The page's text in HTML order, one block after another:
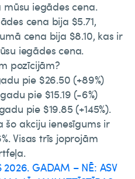
mūsu iegādes cena.
cena bija $5.71,
cena bija $8.10, kas ir
iegādes cena.
pozīcijām?
pie $26.50 (+89%)
pie $15.19 (-6%)
pie $19.85 (+145%).
šo akciju ienesīgums ir
Visas trīs joprojām
2026. GADAM – NĒ: ASV